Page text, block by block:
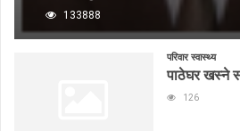
133888
परिवार स्वास्थ्य
पाठेघर खस्ने
126